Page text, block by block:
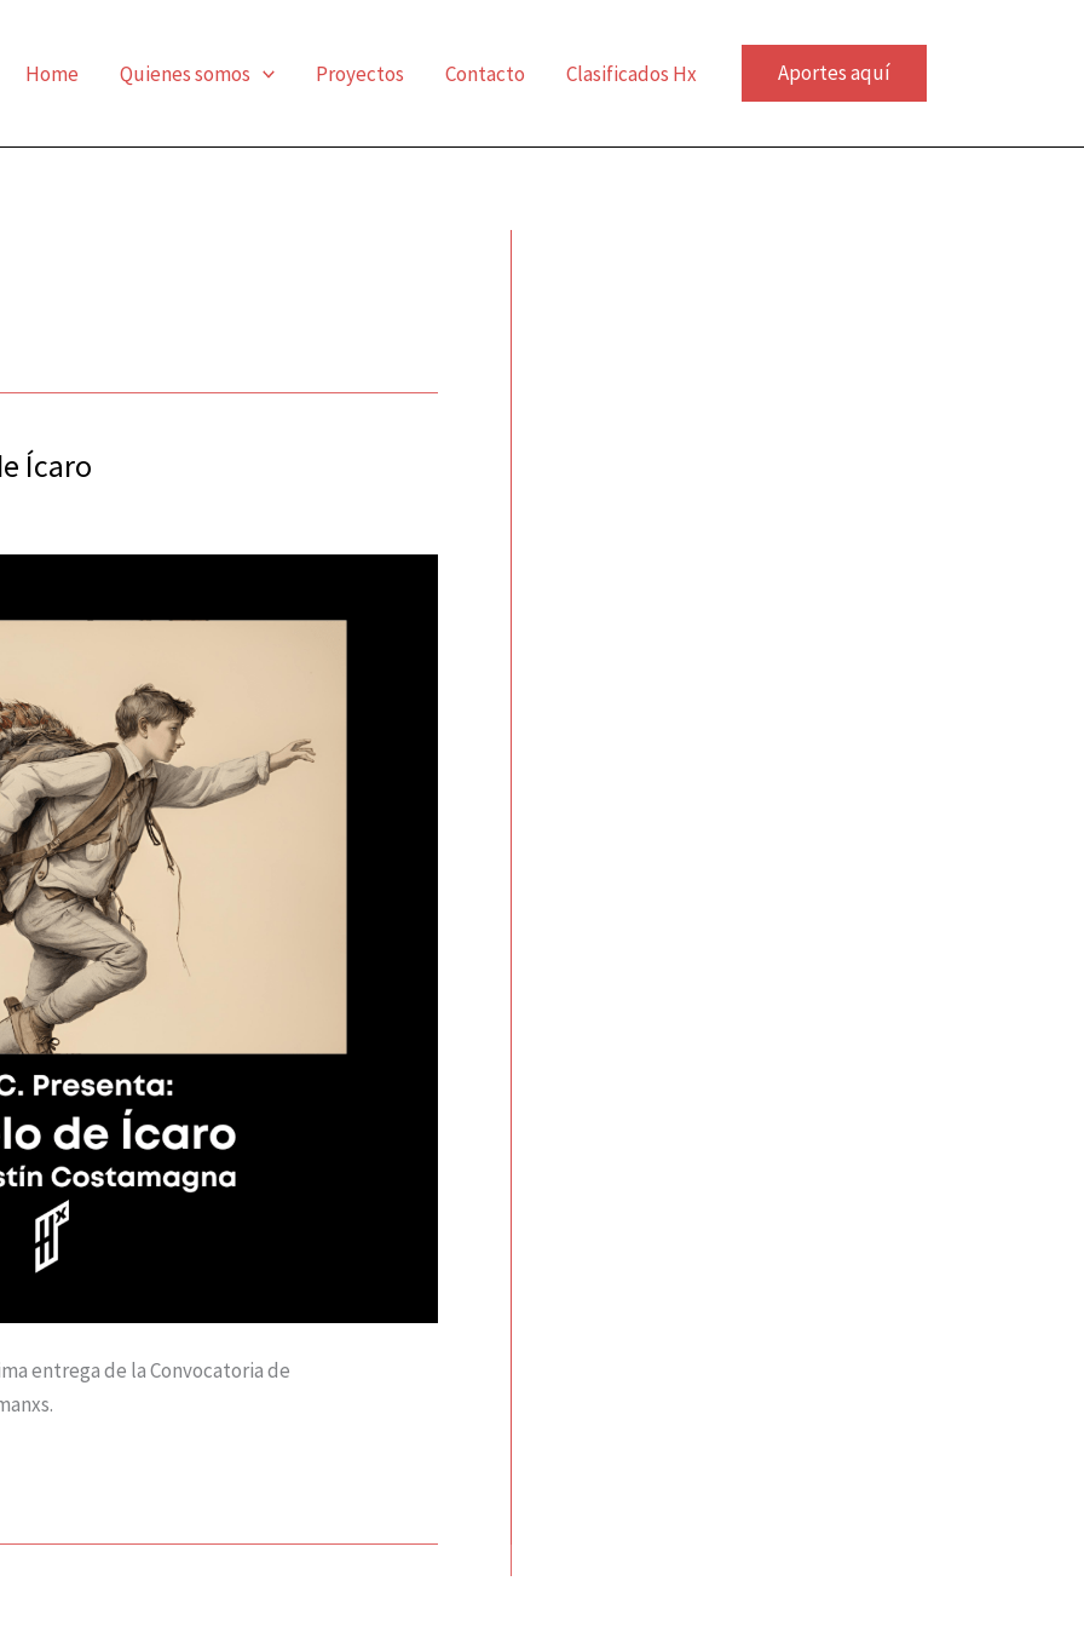
Home Quienes somos Proyectos Contacto Clasificados Hx Aportes aquí
Ícaro
entrega de la Convocatoria de